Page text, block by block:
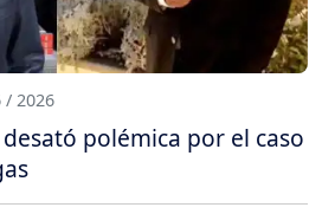
/ 2026
polémica por el caso